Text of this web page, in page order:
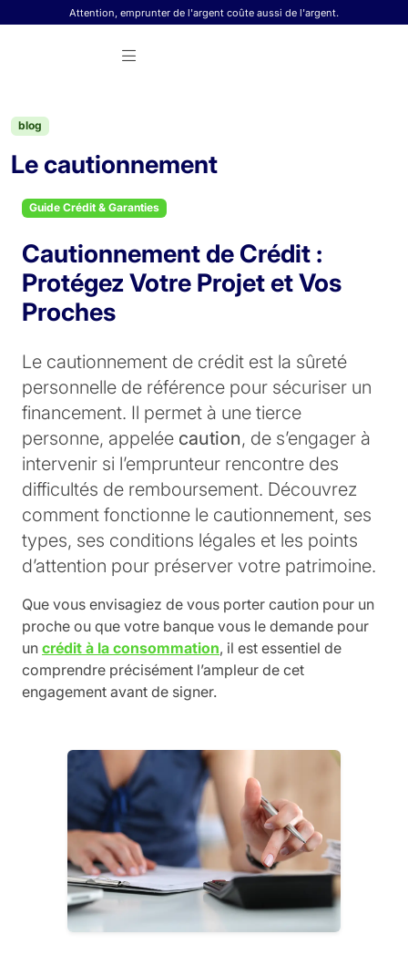
Skip to contentAttention, emprunter de l'argent coûte aussi de l'argent.
blog
Le cautionnement
Guide Crédit & Garanties
Cautionnement de Crédit :
Protégez Votre Projet et Vos
Proches
Le cautionnement de crédit est la sûreté
personnelle de référence pour sécuriser un
financement. Il permet à une tierce
personne, appelée caution, de s’engager à
intervenir si l’emprunteur rencontre des
difficultés de remboursement. Découvrez
comment fonctionne le cautionnement, ses
types, ses conditions légales et les points
d’attention pour préserver votre patrimoine.
Que vous envisagiez de vous porter caution pour un
proche ou que votre banque vous le demande pour
un crédit à la consommation, il est essentiel de
comprendre précisément l’ampleur de cet
engagement avant de signer.